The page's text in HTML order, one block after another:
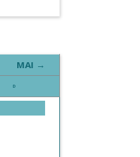
MAI →
D